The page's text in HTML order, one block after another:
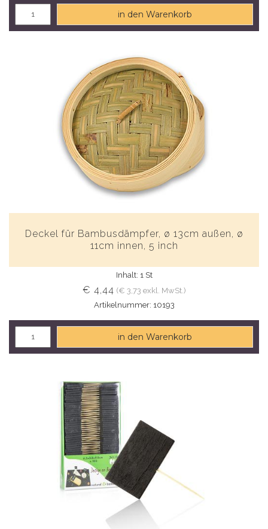
in den Warenkorb
Deckel für Bambusdämpfer, ø 13cm außen, ø
11cm innen, 5 inch
Inhalt: 1 St
€ 4,44 (€ 3,73 exkl. MwSt.)
Artikelnummer: 10193
in den Warenkorb